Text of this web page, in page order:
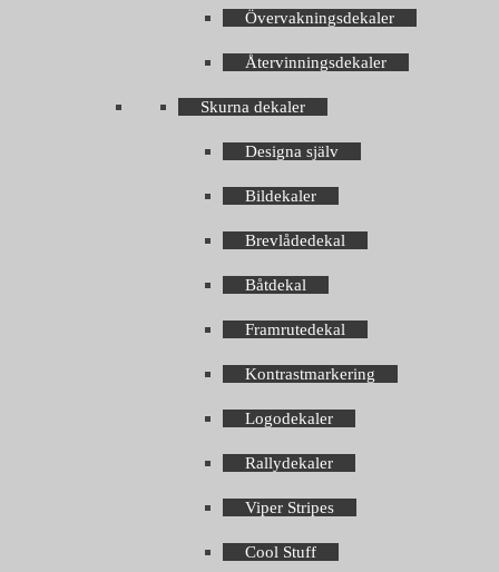
Övervakningsdekaler
Återvinningsdekaler
Skurna dekaler
Designa själv
Bildekaler
Brevlådedekal
Båtdekal
Framrutedekal
Kontrastmarkering
Logodekaler
Rallydekaler
Viper Stripes
Cool Stuff